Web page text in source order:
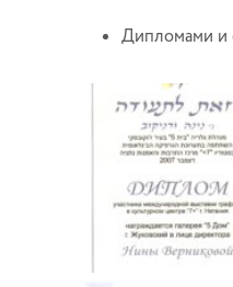
Дипломами и